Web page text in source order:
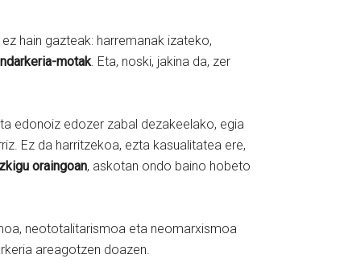
hain gazteak: harremanak izateko,
motak. Eta, noski, jakina da, zer
edonoiz edozer zabal dezakeelako, egia
Ez da harritzekoa, ezta kasualitatea ere,
oraingoan, askotan ondo baino hobeto
neototalitarismoa eta neomarxismoa
areagotzen doazen.